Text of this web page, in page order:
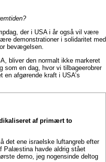
der i USA i år også vil være
demonstrationer i solidaritet med
bevægelsen.
bliver den normalt ikke markeret
som en dag, hvor vi tilbageerobrer
en afgørende kraft i USA’s
af primært to
det ene israelske luftangreb efter
Palæstina havde aldrig stået
demo, jeg nogensinde deltog